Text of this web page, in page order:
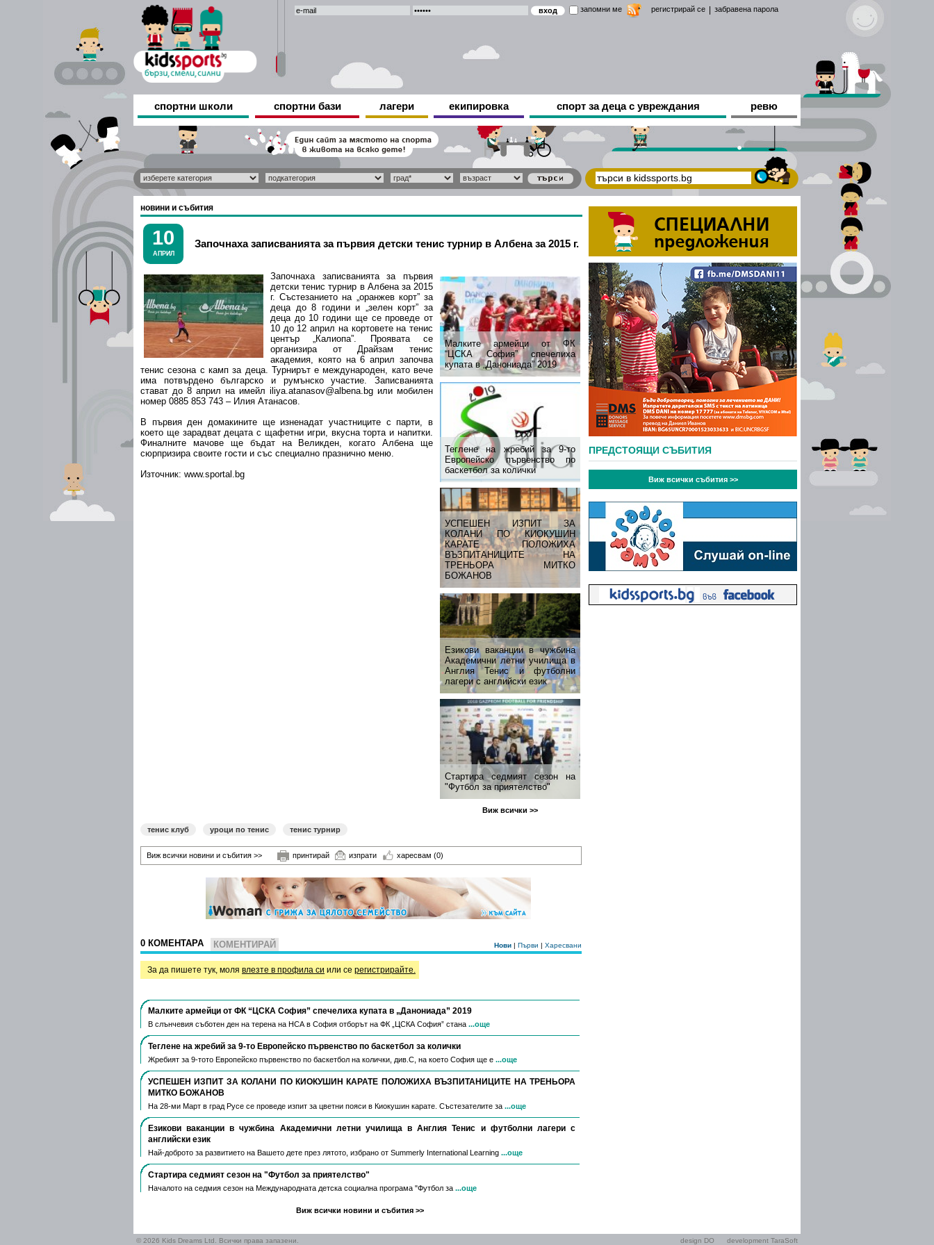
запомни ме регистрирай се забравена парола
спортни школи спортни бази лагери екипировка спорт за деца с увреждания ревю
новини и събития
10
АПРИЛ
Започнаха записванията за първия детски тенис турнир в Албена за 2015 г.
Малките армейци от ФК
“ЦСКА София” спечелиха
купата в „Данониада” 2019
Теглене на жребий за 9-то
Европейско първенство по
баскетбол за колички
УСПЕШЕН ИЗПИТ ЗА
КОЛАНИ ПО КИОКУШИН
КАРАТЕ ПОЛОЖИХА
ВЪЗПИТАНИЦИТЕ НА
ТРЕНЬОРА МИТКО
БОЖАНОВ
Езикови ваканции​ в чужбина
Академични летни училища в
Англия Тенис и футболни
лагери с английски език
Стартира седмият сезон на
"Футбол за приятелство"
Виж всички >>
Започнаха записванията за първия
детски тенис турнир в Албена за 2015
г. Състезанието на „оранжев корт” за
деца до 8 години и „зелен корт” за
деца до 10 години ще се проведе от
10 до 12 април на кортовете на тенис
център „Калиопа”. Проявата се
организира от Драйзам тенис
академия, която на 6 април започва
тенис сезона с камп за деца. Турнирът е международен, като вече
има потвърдено българско и румънско участие. Записванията
стават до 8 април на имейл iliya.atanasov@albena.bg или мобилен
номер 0885 853 743 – Илия Атанасов.
В първия ден домакините ще изненадат участниците с парти, в
което ще зарадват децата с щафетни игри, вкусна торта и напитки.
Финалните мачове ще бъдат на Великден, когато Албена ще
сюрпризира своите гости и със специално празнично меню.
Източник: www.sportal.bg
тенис клуб уроци по тенис тенис турнир
Виж всички новини и събития >> принтирай изпрати харесвам (0)
0 КОМЕНТАРА КОМЕНТИРАЙ Нови | Първи | Харесвани
За да пишете тук, моля влезте в профила си или се регистрирайте.
Малките армейци от ФК “ЦСКА София” спечелиха купата в „Данониада” 2019
В слънчевия съботен ден на терена на НСА в София отборът на ФК „ЦСКА София” стана ...още
Теглене на жребий за 9-то Европейско първенство по баскетбол за колички
Жребият за 9-тото Европейско първенство по баскетбол на колички, див.С, на което София ще е ...още
УСПЕШЕН ИЗПИТ ЗА КОЛАНИ ПО КИОКУШИН КАРАТЕ ПОЛОЖИХА ВЪЗПИТАНИЦИТЕ НА ТРЕНЬОРА
МИТКО БОЖАНОВ
На 28-ми Март в град Русе се проведе изпит за цветни пояси в Киокушин карате. Състезателите за ...още
Езикови ваканции​ в чужбина Академични летни училища в Англия Тенис и футболни лагери с
английски език
Най-доброто за развитието на Вашето дете през лятото, избрано от Summerly International Learning ...още
Стартира седмият сезон на "Футбол за приятелство"
Началото на седмия сезон на Международната детска социална програма "Футбол за ...още
Виж всички новини и събития >>
ПРЕДСТОЯЩИ СЪБИТИЯ
Виж всички събития >>
© 2026 Kids Dreams Ltd. Всички права запазени. design DO development TaraSoft